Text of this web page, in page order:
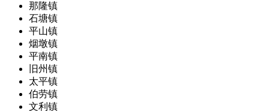
那隆镇
石塘镇
平山镇
烟墩镇
平南镇
旧州镇
太平镇
伯劳镇
文利镇